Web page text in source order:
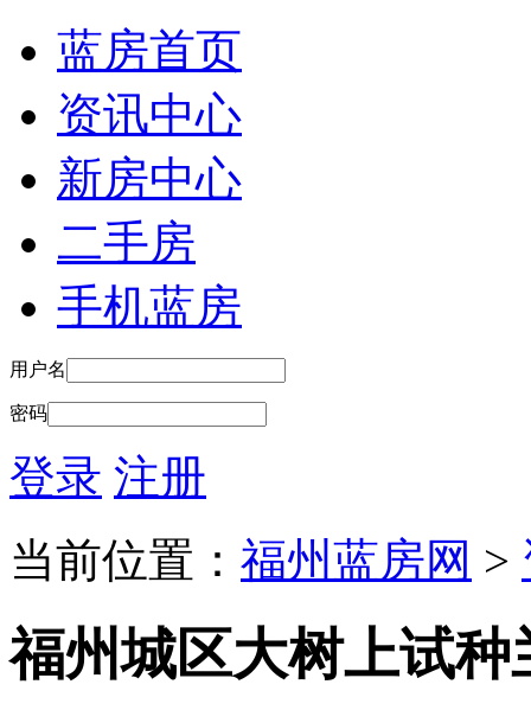
蓝房首页
资讯中心
新房中心
二手房
手机蓝房
用户名
密码
登录 注册
当前位置： 福州蓝房网 >
福州城区大树上试